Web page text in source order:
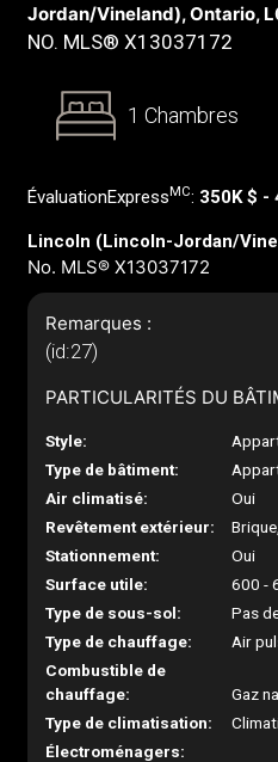
Jordan/Vineland), Ontario,
NO. MLS® X13037172
1 Chambres
ÉvaluationExpress MC: 350K $ -
Lincoln (Lincoln-Jordan/
No. MLS® X13037172
Remarques :
(id:27)
PARTICULARITÉS DU
Style:
Type de bâtiment:
Air climatisé:
Oui
Revêtement extérieur:
Stationnement:
Oui
Surface utile:
600 -
Type de sous-sol:
Pas
Type de chauffage:
Air
Combustible de
chauffage:
Gaz
Type de climatisation:
Électroménagers: